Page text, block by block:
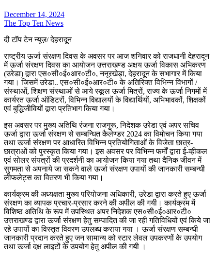
December 14, 2024
The Top Ten News
दी टॉप टेन न्यूज़/ देहरादून
राष्ट्रीय ऊर्जा संरक्षण दिवस के अवसर पर आज शनिवार को राजधानी देहरादून
में ऊर्जा संरक्षण दिवस का आयोजन उत्तराखण्ड अक्षय ऊर्जा विकास अभिकरण
(उरेडा) द्वारा एस०सी०ई०आर०टी०, ननूरखेड़ा, देहरादून के सभागार में किया
गया। जिसमें उरेडा.. एस०सी०ई०आर०टी० के अतिरिक्त विभिन्न विभागों /
संस्थाओं, शिक्षण संस्थाओं से आये स्कूल ऊर्जा मित्रों, राज्य के ऊर्जा निगमों में
कार्यरत ऊर्जा ऑडिटरों, विभिन्न विद्यालयों के विद्यार्थियों, अभिभावकों, शिक्षकों
एवं बुद्धिजीवियों द्वारा प्रतिभाग किया गया।
इस अवसर पर मुख्य अतिथि रंजना राजगुरू, निदेशक उरेडा एवं अपर सचिव
ऊर्जा द्वारा ऊर्जा संरक्षण से सम्बन्धित कैलेण्डर 2024 का विमोचन किया गया
तथा ऊर्जा संरक्षण पर आधारित विभिन्न प्रतियोगिताओं के विजेता छात्र-
छात्राओं को पुरस्कृत किया गया। इस अवसर पर विभिन्न फर्मों द्वारा ई-व्हीकल
एवं सोलर संयत्रों की प्रदर्शनी का आयोजन किया गया तथा दैनिक जीवन में
सुगमता से अपनाये जा सकने वाले ऊर्जा संरक्षण उपायों की जानकारी सम्बन्धी
लीफलेट्स का वितरण भी किया गया।
कार्यक्रम की अध्यक्षता मुख्य परियोजना अधिकारी, उरेडा द्वारा करते हुए ऊर्जा
संरक्षण का व्यापक प्रचार-प्रसार करने की अपील की गयी। कार्यक्रम में
विशिष्ठ अतिथि के रूप में उपस्थित अपर निदेशक एस०सी०ई०आर०टी०
उत्तराखण्ड द्वारा ऊर्जा संरक्षण हेतु सम्पादित की जा रही गतिविधियों एवं किये जा
रहे उपायों का विस्तृत विवरण उपलब्ध कराया गया । ऊर्जा संरक्षण सम्बन्धी
जानकारी प्रदान करते हुए जन सामान्य को स्टार लेवल उपकरणों के उपयोग
तथा ऊर्जा दक्ष लाइटों के उपयोग हेतु अपील की गयी ।